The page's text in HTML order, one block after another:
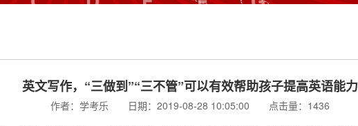
英文写作，“三做到”“三不管”可以有效帮助孩子提高英语能力
作者：学考乐 日期：2019-08-28 10:05:00 点击量：1436